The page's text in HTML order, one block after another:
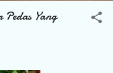
Yang